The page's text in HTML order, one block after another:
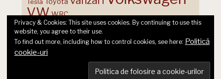
Tesla
VW WRC
© 2026 Ecart Media SRL | made by Nina Cocea &infin
Privacy & Cookies: This site uses cookies. By continuing to use this
website, you agree to their use.
To find out more, including how to control cookies, see here: Politică
cookie-uri